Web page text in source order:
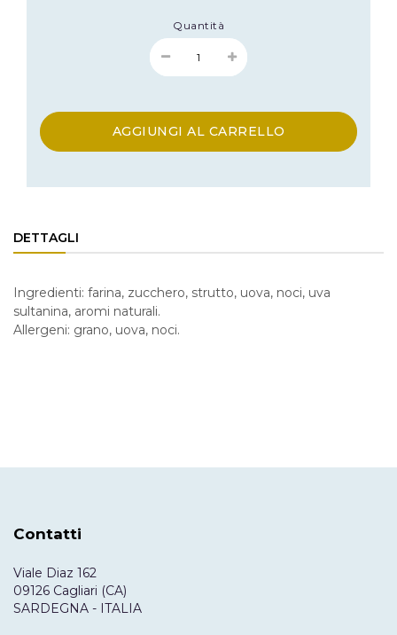
Quantità
AGGIUNGI AL CARRELLO
DETTAGLI
Ingredienti: farina, zucchero, strutto, uova, noci, uva
sultanina, aromi naturali.
Allergeni: grano, uova, noci.
Contatti
Viale Diaz 162
09126 Cagliari (CA)
SARDEGNA - ITALIA